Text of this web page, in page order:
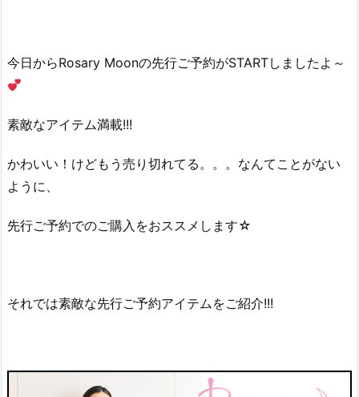
今日からRosary Moonの先行ご予約がSTARTしましたよ～
素敵なアイテム満載!!!
かわいい！けどもう売り切れてる。。。なんてことがない
ように、
先行ご予約でのご購入をおススメします☆
それでは素敵な先行ご予約アイテムをご紹介!!!